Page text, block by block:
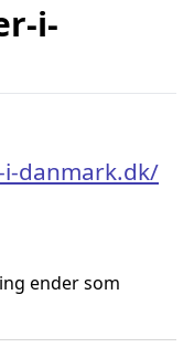
i-
danmark.dk/
ender som